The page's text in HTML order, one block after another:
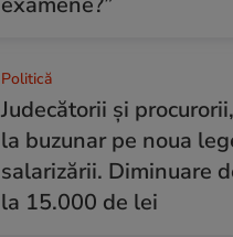
Politică
Judecătorii și
la buzunar pe noua
salarizării. Diminuare
la 15.000 de lei